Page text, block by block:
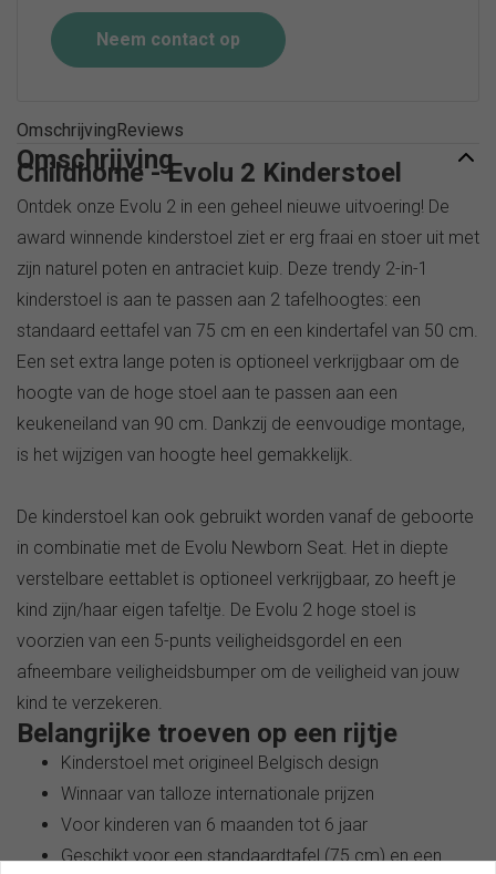
Neem contact op
OmschrijvingReviews
Omschrijving
Childhome - Evolu 2 Kinderstoel
Ontdek onze Evolu 2 in een geheel nieuwe uitvoering! De
award winnende kinderstoel ziet er erg fraai en stoer uit met
zijn naturel poten en antraciet kuip. Deze trendy 2-in-1
kinderstoel is aan te passen aan 2 tafelhoogtes: een
standaard eettafel van 75 cm en een kindertafel van 50 cm.
Een set extra lange poten is optioneel verkrijgbaar om de
hoogte van de hoge stoel aan te passen aan een
keukeneiland van 90 cm. Dankzij de eenvoudige montage,
is het wijzigen van hoogte heel gemakkelijk.
De kinderstoel kan ook gebruikt worden vanaf de geboorte
in combinatie met de Evolu Newborn Seat. Het in diepte
verstelbare eettablet is optioneel verkrijgbaar, zo heeft je
kind zijn/haar eigen tafeltje. De Evolu 2 hoge stoel is
voorzien van een 5-punts veiligheidsgordel en een
afneembare veiligheidsbumper om de veiligheid van jouw
kind te verzekeren.
Belangrijke troeven op een rijtje
Kinderstoel met origineel Belgisch design
Winnaar van talloze internationale prijzen
Voor kinderen van 6 maanden tot 6 jaar
Geschikt voor een standaardtafel (75 cm) en een